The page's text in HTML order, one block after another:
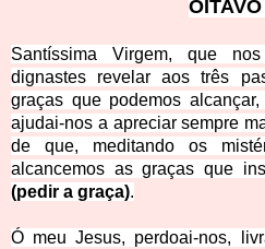
Santíssima Virgem, que
dignastes revelar aos três
graças que podemos
ajudai-nos a apreciar sempre
de que, meditando os
(pedir a graça).
Ó meu Jesus, perdoai-nos,